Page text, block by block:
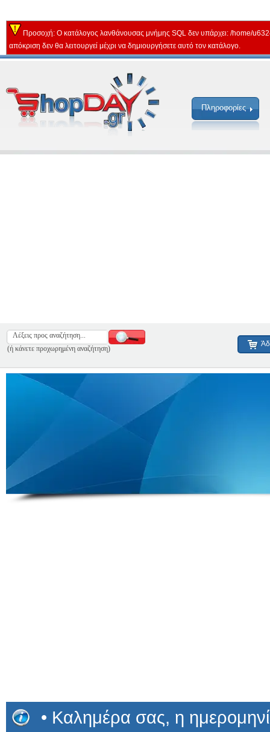
Προσοχή: Ο κατάλογος λανθάνουσας μνήμης SQL δεν υπάρχει: /home/
απόκριση δεν θα λειτουργεί μέχρι να δημιουργήσετε αυτό τον κατάλογο.
Πληροφορίες
(ή κάνετε προχωρημένη αναζήτηση)
• Καλημέρα σας, η